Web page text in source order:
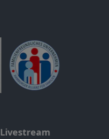
Livestream